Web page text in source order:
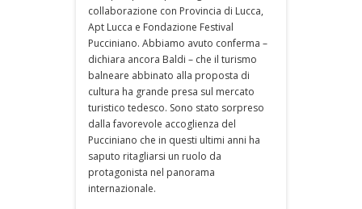
collaborazione con Provincia di Lucca,
Apt Lucca e Fondazione Festival
Pucciniano. Abbiamo avuto conferma –
dichiara ancora Baldi – che il turismo
balneare abbinato alla proposta di
cultura ha grande presa sul mercato
turistico tedesco. Sono stato sorpreso
dalla favorevole accoglienza del
Pucciniano che in questi ultimi anni ha
saputo ritagliarsi un ruolo da
protagonista nel panorama
internazionale.